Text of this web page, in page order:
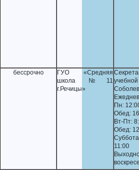
бессрочно
ГУО «Средняя
школа №11
г.Речицы»
учебной
Пн:
Обед:
Вт-Пт:
Обед:
11:00